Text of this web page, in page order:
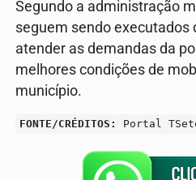
Segundo a administração
seguem sendo executados
atender as demandas da
melhores condições de
município.
FONTE/CRÉDITOS: Portal